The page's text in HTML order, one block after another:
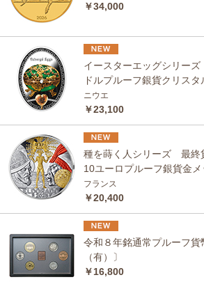
￥34,000
イースターエッグシリー
ドルプルーフ銀貨クリスタ
ニウエ
￥23,100
種を蒔く人シリーズ 最
10ユーロプルーフ銀貨金メ
フランス
￥20,400
令和８年銘通常プルーフ貨
（有）〕
￥16,800